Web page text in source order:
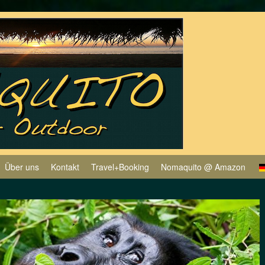
Über uns Kontakt Travel+Booking Nomaquito @ Amazon